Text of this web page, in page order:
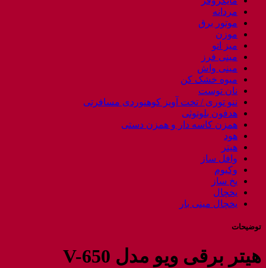
مردانه
موتور برق
موزن
میز اتو
مینی فرز
مینی واش
میوه خشک کن
نان توست
ننو توری / تخت آویز کوهنوردی مسافرتی
هدفون بلوتوثی
همزن کاسه دار و همزن دستی
هود
هیتر
وافل ساز
وکیوم
یخ ساز
یخچال
یخچال مینی بار
توضیحات
هیتر برقی ویو مدل V-650